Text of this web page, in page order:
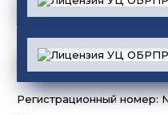
Регистрационный номер: